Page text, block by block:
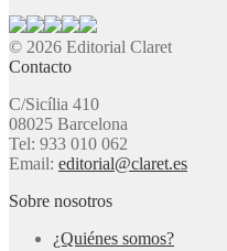
© 2026 Editorial Claret
Contacto
C/Sicília 410
08025 Barcelona
Tel: 933 010 062
Email: editorial@claret.es
Sobre nosotros
¿Quiénes somos?